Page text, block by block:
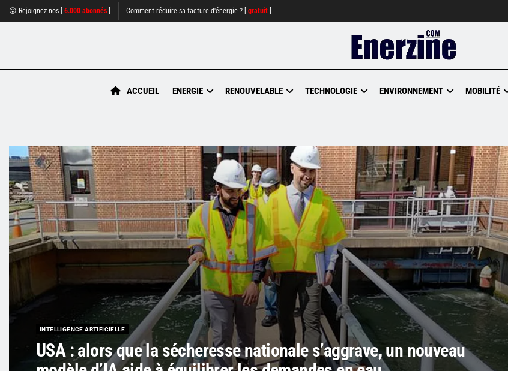
😮 Rejoignez nos [ 6.000 abonnés Comment réduire sa facture d'énergie ? [ gratuit
ACCUEIL ENERGIE RENOUVELABLE TECHNOLOGIE ENVIRONNEMENT MOBILITÉ
INTELLIGENCE ARTIFICIELLE
USA : alors que la sécheresse nationale s’aggrave, un nouveau